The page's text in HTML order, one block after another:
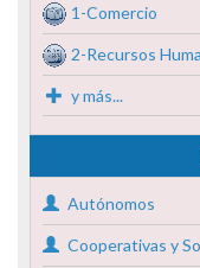
1-Comercio
2-Recursos
y más...
Autónomos
Cooperativas y